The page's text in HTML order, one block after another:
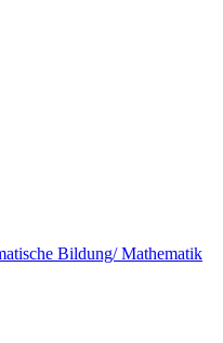
Bildung/ Mathematik